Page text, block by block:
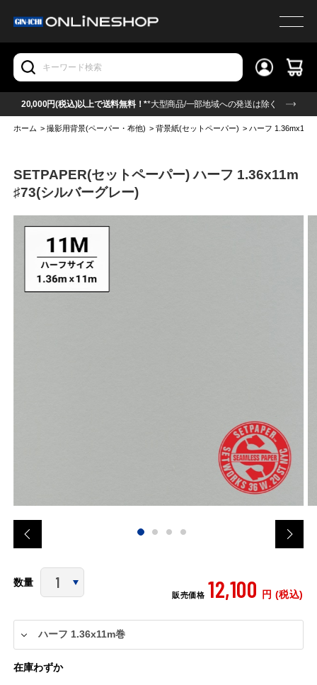
20,000円(税込)以上で送料無料！**大型商品/一部地域への発送は除く
ホーム >撮影用背景(ペーパー・布他) >背景紙(セットペーパー) >ハーフ 1.36mx11m
SETPAPER(セットペーパー) ハーフ 1.36x11m
♯73(シルバーグレー)
数量
販売価格 12,100 円 (税込)
在庫わずか